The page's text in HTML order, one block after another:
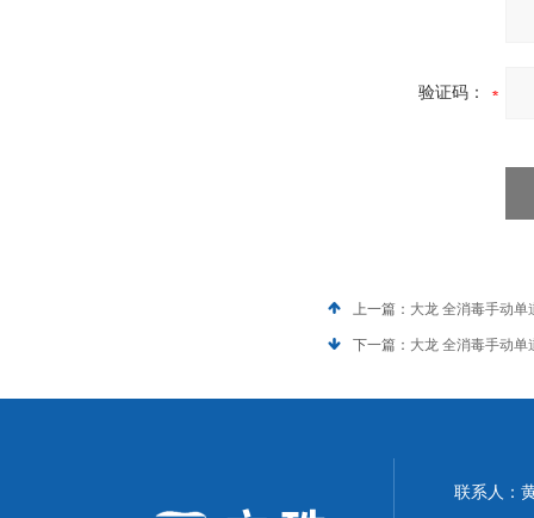
验证码：
上一篇： 大龙 全消毒手动单
下一篇： 大龙 全消毒手动单
联系人：